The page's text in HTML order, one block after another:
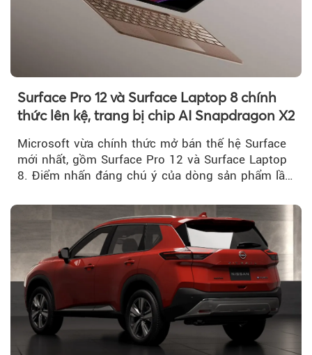
Surface Pro 12 và Surface Laptop 8 chính
thức lên kệ, trang bị chip AI Snapdragon X2
Microsoft vừa chính thức mở bán thế hệ Surface
mới nhất, gồm Surface Pro 12 và Surface Laptop
8. Điểm nhấn đáng chú ý của dòng sản phẩm lần